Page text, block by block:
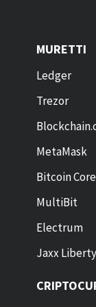
MURETTI
Ledger
Trezor
MetaMask
Bitcoin Core
MultiBit
Electrum
Jaxx Liberty